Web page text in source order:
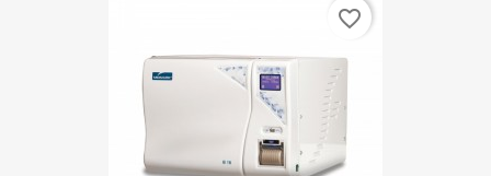
favorite_border